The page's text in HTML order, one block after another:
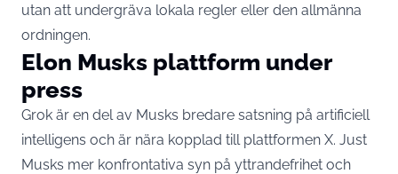
utan att undergräva lokala regler eller den allmänna
ordningen.
Elon Musks plattform under
press
Grok är en del av Musks bredare satsning på artificiell
intelligens och är nära kopplad till plattformen X. Just
Musks mer konfrontativa syn på yttrandefrihet och